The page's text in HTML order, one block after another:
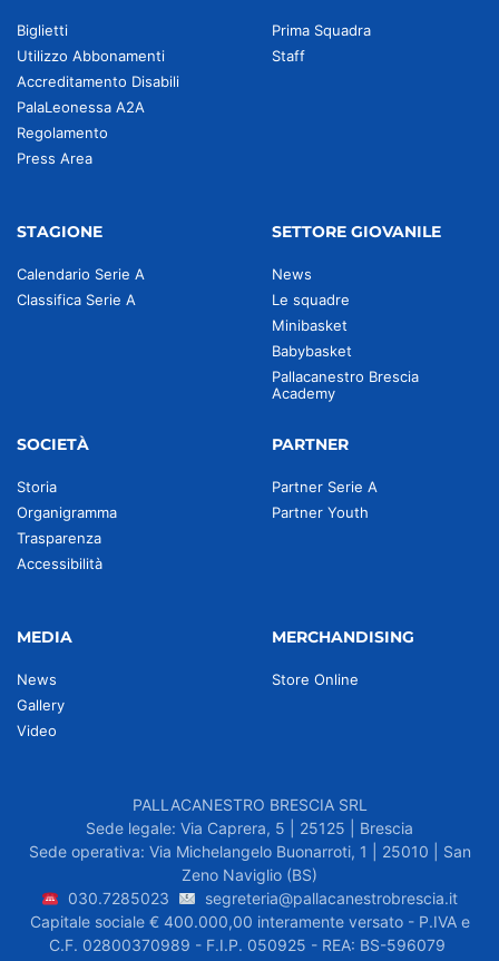
Biglietti
Utilizzo Abbonamenti
Accreditamento Disabili
PalaLeonessa A2A
Regolamento
Press Area
Prima Squadra
Staff
STAGIONE
Calendario Serie A
Classifica Serie A
SETTORE GIOVANILE
News
Le squadre
Minibasket
Babybasket
Pallacanestro Brescia
Academy
SOCIETÀ
Storia
Organigramma
Trasparenza
Accessibilità
PARTNER
Partner Serie A
Partner Youth
MEDIA
News
Gallery
Video
MERCHANDISING
Store Online
PALLACANESTRO BRESCIA SRL
Sede legale: Via Caprera, 5 | 25125 | Brescia
Sede operativa: Via Michelangelo Buonarroti, 1 | 25010 | San
Zeno Naviglio (BS)
030.7285023
segreteria@pallacanestrobrescia.it
Capitale sociale € 400.000,00 interamente versato - P.IVA e
C.F. 02800370989 - F.I.P. 050925 - REA: BS-596079